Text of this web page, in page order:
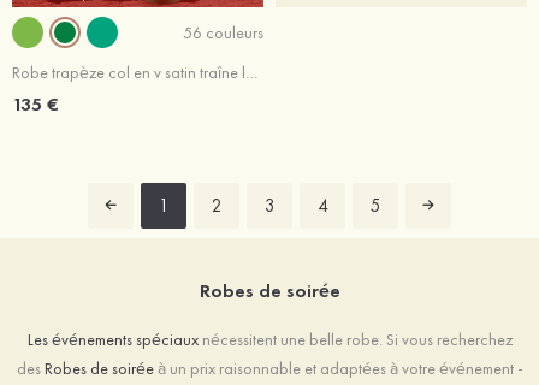
56 couleurs
Robe trapèze col en v satin traîne légère robe de bal avec plissé
135 €
1 2 3 4 5
Robes de soirée
Les événements spéciauxnécessitent une belle robe. Si vous recherchez
des Robes de soiréeà un prix raisonnable et adaptées à votre événement -